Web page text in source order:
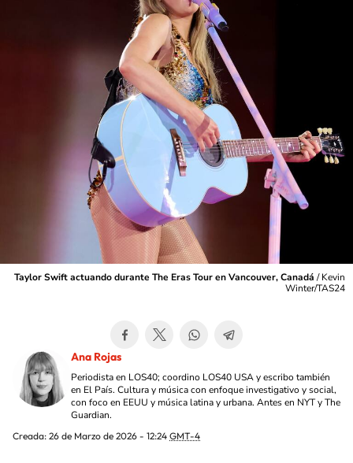
Taylor Swift actuando durante The Eras Tour en Vancouver, Canadá /Kevin
Winter/TAS24
Ana Rojas
Periodista en LOS40; coordino LOS40 USA y escribo también
en El País. Cultura y música con enfoque investigativo y social,
con foco en EEUU y música latina y urbana. Antes en NYT y The
Guardian.
Creada: 26 de Marzo de 2026 - 12:24 GMT-4